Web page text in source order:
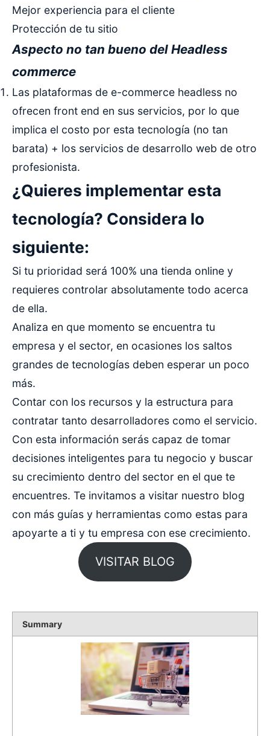
Mejor experiencia para el cliente
Protección de tu sitio
Aspecto no tan bueno del Headless
commerce
Las plataformas de e-commerce headless no
ofrecen front end en sus servicios, por lo que
implica el costo por esta tecnología (no tan
barata) + los servicios de desarrollo web de otro
profesionista.
¿Quieres implementar esta
tecnología? Considera lo
siguiente:
Si tu prioridad será 100% una tienda online y
requieres controlar absolutamente todo acerca
de ella.
Analiza en que momento se encuentra tu
empresa y el sector, en ocasiones los saltos
grandes de tecnologías deben esperar un poco
más.
Contar con los recursos y la estructura para
contratar tanto desarrolladores como el servicio.
Con esta información serás capaz de tomar
decisiones inteligentes para tu negocio y buscar
su crecimiento dentro del sector en el que te
encuentres. Te invitamos a visitar nuestro blog
con más guías y herramientas como estas para
apoyarte a ti y tu empresa con ese crecimiento.
VISITAR BLOG
Summary